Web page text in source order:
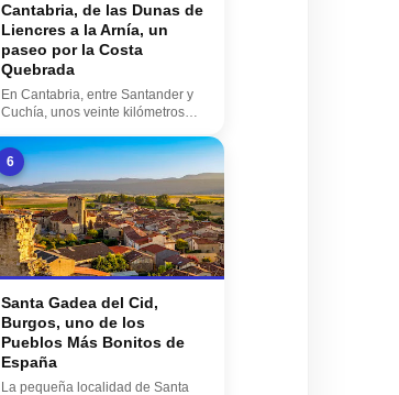
Cantabria, de las Dunas de
Liencres a la Arnía, un
paseo por la Costa
Quebrada
En Cantabria, entre Santander y
Cuchía, unos veinte kilómetros
6
Santa Gadea del Cid,
Burgos, uno de los
Pueblos Más Bonitos de
España
La pequeña localidad de Santa